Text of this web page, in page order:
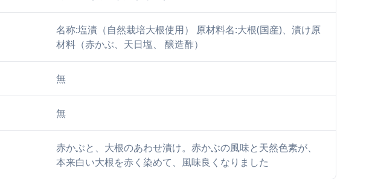
名称:塩漬（自然栽培大根使用） 原材料名:大根(国産)、漬け原
材料（赤かぶ、天日塩、 醸造酢）
無
無
赤かぶと、大根のあわせ漬け。赤かぶの風味と天然色素が、
本来白い大根を赤く染めて、風味良くなりました